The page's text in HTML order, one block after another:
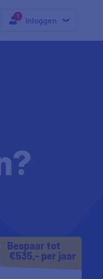
Inloggen
Bespaar tot
€535,- per jaar